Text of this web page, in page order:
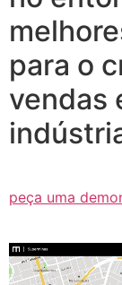
para o
vendas
peça uma
Tocador
de